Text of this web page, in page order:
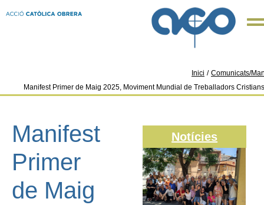
Inici / Comunicats/
Manifest Primer de Maig 2025, Moviment Mundial de Treballadors
Manifest
Primer
de Maig
Notícies